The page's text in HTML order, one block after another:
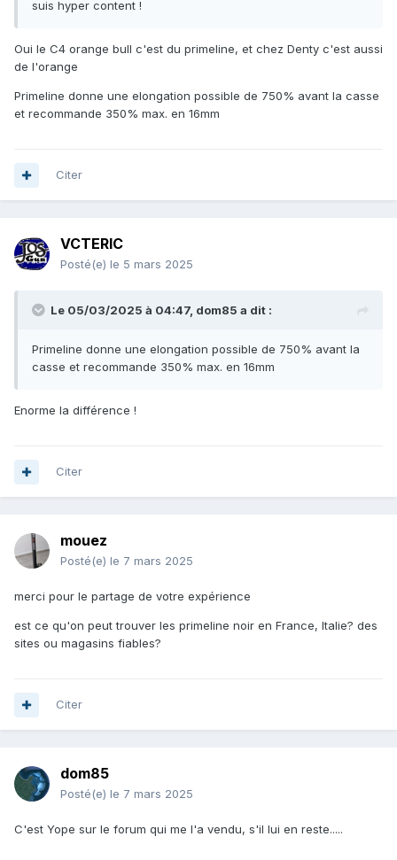
suis hyper content !
Oui le C4 orange bull c'est du primeline, et chez Denty c'est aussi
de l'orange
Primeline donne une elongation possible de 750% avant la casse
et recommande 350% max. en 16mm
Citer
VCTERIC
Posté(e) le 5 mars 2025
Le 05/03/2025 à 04:47, dom85 a dit :
Primeline donne une elongation possible de 750% avant la
casse et recommande 350% max. en 16mm
Enorme la différence !
Citer
mouez
Posté(e) le 7 mars 2025
merci pour le partage de votre expérience
est ce qu'on peut trouver les primeline noir en France, Italie? des
sites ou magasins fiables?
Citer
dom85
Posté(e) le 7 mars 2025
C'est Yope sur le forum qui me l'a vendu, s'il lui en reste.....